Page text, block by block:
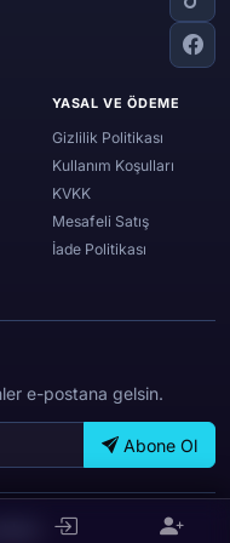
YASAL VE ÖDEME
Gizlilik Politikası
Kullanım Koşulları
KVKK
Mesafeli Satış
İade Politikası
e-postana gelsin.
Abone Ol